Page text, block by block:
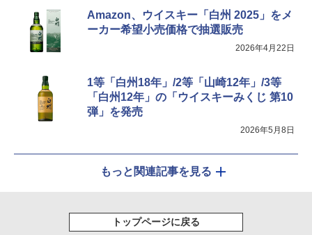
Amazon、ウイスキー「白州 2025」をメ
ーカー希望小売価格で抽選販売
2026年4月22日
1等「白州18年」/2等「山崎12年」/3等
「白州12年」の「ウイスキーみくじ 第10
弾」を発売
2026年5月8日
もっと関連記事を見る
トップページに戻る